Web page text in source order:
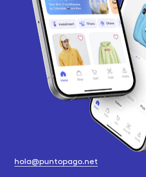
hola@puntopago.net